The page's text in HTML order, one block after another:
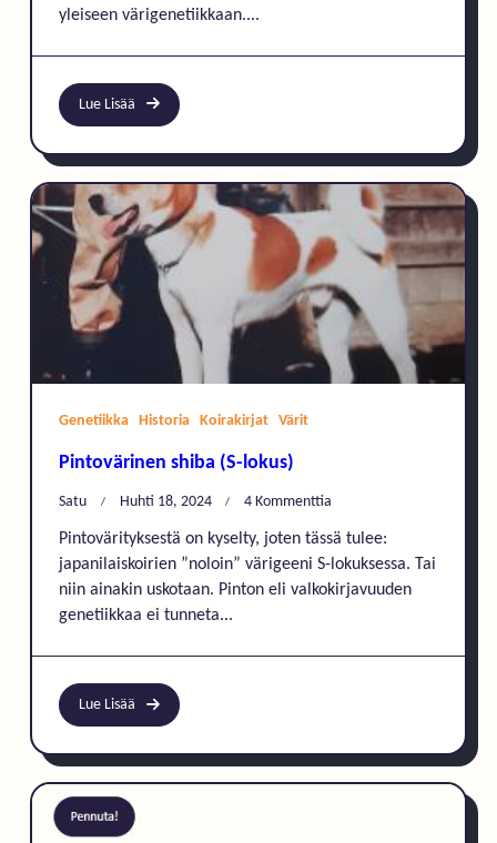
yleiseen värigenetiikkaan....
Lue Lisää
Genetiikka Historia Koirakirjat Värit
Pintovärinen shiba (S-lokus)
Satu Huhti 18, 2024 4 Kommenttia
Shiba
(S-
Lokus)
Pintovärityksestä on kyselty, joten tässä tulee:
japanilaiskoirien ”noloin” värigeeni S-lokuksessa. Tai
niin ainakin uskotaan. Pinton eli valkokirjavuuden
genetiikkaa ei tunneta...
Lue Lisää